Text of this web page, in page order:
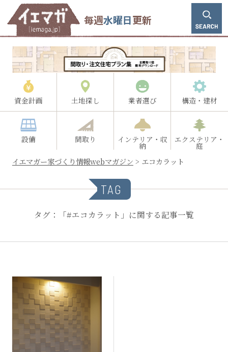
毎週水曜日更新
資金計画 土地探し 業者選び 構造・建材
設備 間取り インテリア・収
納
エクステリア・
庭
イエマガー家づくり情報webマガジン > エコカラット
TAG
タグ：「#エコカラット」に関する記事一覧